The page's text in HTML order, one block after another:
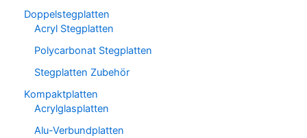
Doppelstegplatten
Acryl Stegplatten
Polycarbonat Stegplatten
Stegplatten Zubehör
Kompaktplatten
Acrylglasplatten
Alu-Verbundplatten